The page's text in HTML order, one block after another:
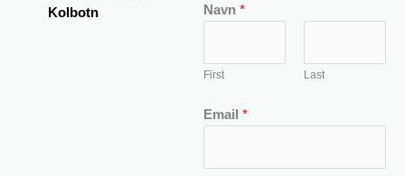
Kolbotn
Navn *
First Last
Email *